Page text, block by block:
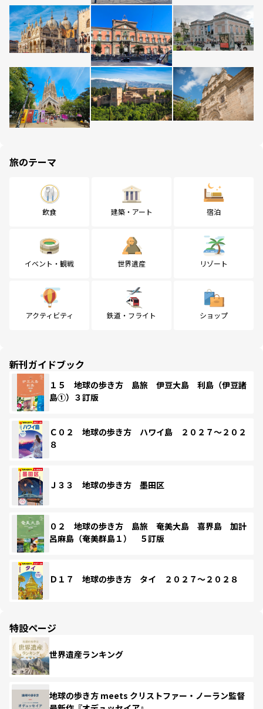
旅のテーマ
飲食 建築・アート 宿泊
イベント・観戦 世界遺産 リゾート
アクティビティ 鉄道・フライト ショップ
新刊ガイドブック
１５ 地球の歩き方 島旅 伊豆大島 利島（伊豆諸
島①）３訂版
Ｃ０２ 地球の歩き方 ハワイ島 ２０２７～２０２
８
Ｊ３３ 地球の歩き方 墨田区
０２ 地球の歩き方 島旅 奄美大島 喜界島 加計
呂麻島（奄美群島１） ５訂版
Ｄ１７ 地球の歩き方 タイ ２０２７～２０２８
特設ページ
世界遺産ランキング
地球の歩き方 meets クリストファー・ノーラン監督